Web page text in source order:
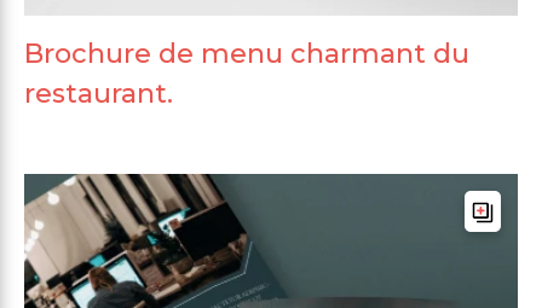
Brochure de menu charmant du
restaurant.